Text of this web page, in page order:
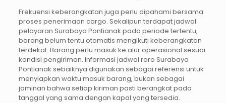
Frekuensi keberangkatan juga perlu dipahami bersama
proses penerimaan cargo. Sekalipun terdapat jadwal
pelayaran Surabaya Pontianak pada periode tertentu,
barang belum tentu otomatis mengikuti keberangkatan
terdekat. Barang perlu masuk ke alur operasional sesuai
kondisi pengiriman. Informasi jadwal roro Surabaya
Pontianak sebaiknya digunakan sebagai referensi untuk
menyiapkan waktu masuk barang, bukan sebagai
jaminan bahwa setiap kiriman pasti berangkat pada
tanggal yang sama dengan kapal yang tersedia.